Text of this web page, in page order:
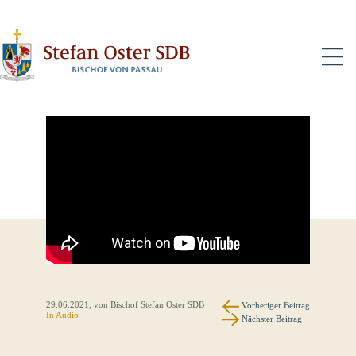
29.06.2021
, von Bischof Stefan Oster SDB
In Audio
Vorheriger Beitrag
Nächster Beitrag